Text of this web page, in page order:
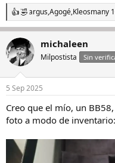
R
e
c
c
i
e
:
argus,Agogé,Kleosmany
michaleen
Milpostista Sin
5 Sep 2025
Creo que el mío, un
foto a modo de inventario: